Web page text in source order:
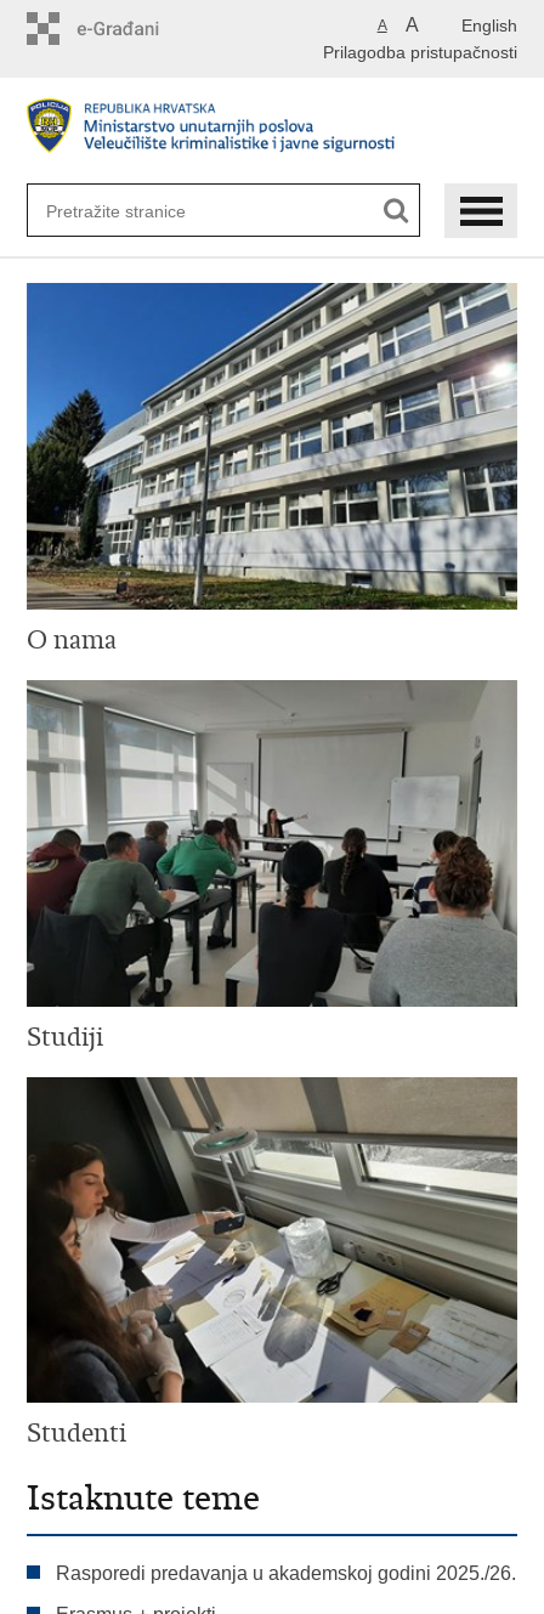
English
A A
Prilagodba pristupačnosti
O nama
Studiji
Studenti
Istaknute teme
Rasporedi predavanja u akademskoj godini 2025./26.